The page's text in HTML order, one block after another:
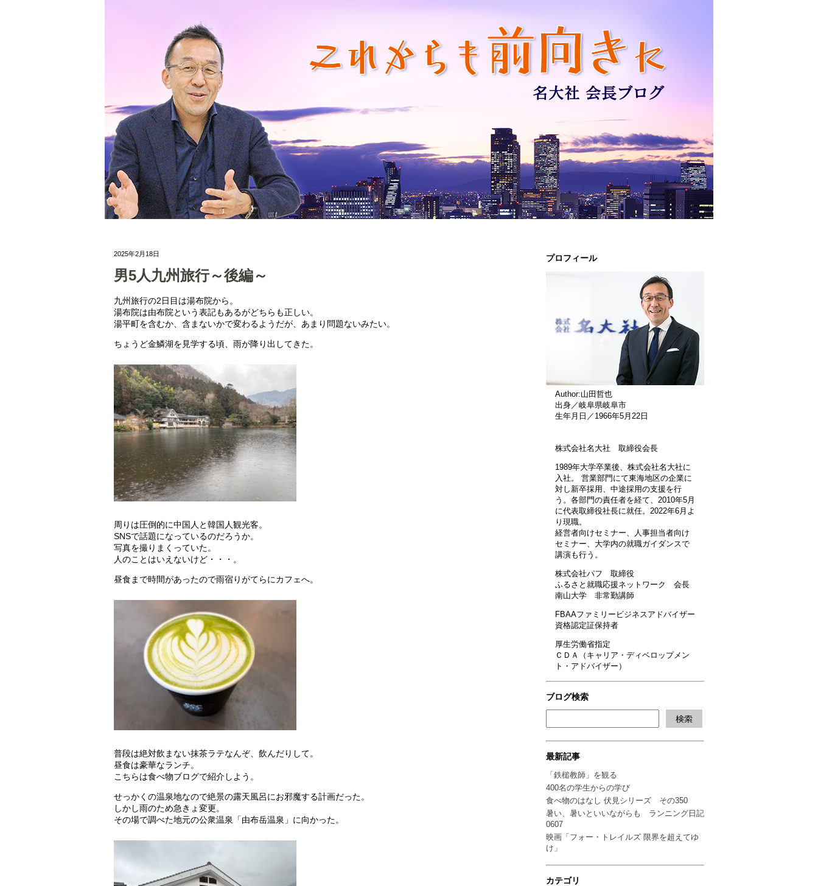
プロフィール
Author:山田哲也
出身／岐阜県岐阜市
生年月日／1966年5月22日
株式会社名大社 取締役会長
1989年大学卒業後、株式会社名大社に
入社。 営業部門にて東海地区の企業に
対し新卒採用、中途採用の支援を行
う。各部門の責任者を経て、2010年5月
に代表取締役社長に就任。2022年6月よ
り現職。
経営者向けセミナー、人事担当者向け
セミナー、大学内の就職ガイダンスで
講演も行う。
株式会社パフ 取締役
ふるさと就職応援ネットワーク 会長
南山大学 非常勤講師
FBAAファミリービジネスアドバイザー
資格認定証保持者
厚生労働省指定
ＣＤＡ（キャリア・ディベロップメン
ト・アドバイザー）
ブログ検索
最新記事
「鉄槌教師」を観る
400名の学生からの学び
食べ物のはなし 伏見シリーズ その350
暑い、暑いといいながらも ランニング日記
0607
映画「フォー・トレイルズ 限界を超えてゆ
け」
カテゴリ
2025年2月18日
男5人九州旅行～後編～
九州旅行の2日目は湯布院から。
湯布院は由布院という表記もあるがどちらも正しい。
湯平町を含むか、含まないかで変わるようだが、あまり問題ないみたい。
ちょうど金鱗湖を見学する頃、雨が降り出してきた。
周りは圧倒的に中国人と韓国人観光客。
SNSで話題になっているのだろうか。
写真を撮りまくっていた。
人のことはいえないけど・・・。
昼食まで時間があったので雨宿りがてらにカフェへ。
普段は絶対飲まない抹茶ラテなんぞ、飲んだりして。
昼食は豪華なランチ。
こちらは食べ物ブログで紹介しよう。
せっかくの温泉地なので絶景の露天風呂にお邪魔する計画だった。
しかし雨のため急きょ変更。
その場で調べた地元の公衆温泉「由布岳温泉」に向かった。